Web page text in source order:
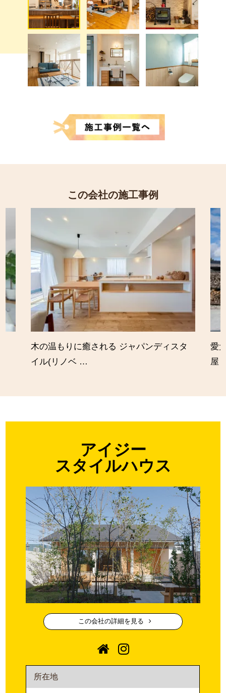
この会社の施工事例
木の温もりに癒される ジャパンディスタ
イル(リノベ …
愛
屋
アイジー
スタイルハウス
この会社の詳細を見る
所在地